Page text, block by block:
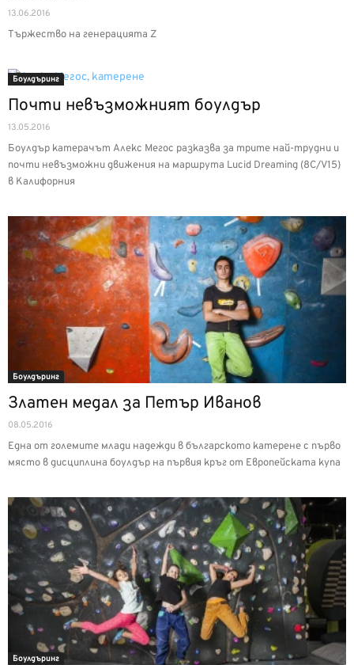
13.06.2016
Тържество на генерацията Z
Боулдъринг
Почти невъзможният боулдър
13.05.2016
Боулдър катерачът Алекс Мегос разказва за трите най-трудни и
почти невъзможни движения на маршрута Lucid Dreaming (8C/V15)
в Калифорния
Боулдъринг
Златен медал за Петър Иванов
08.05.2016
Една от големите млади надежди в българското катерене с първо
място в дисциплина боулдър на първия кръг от Европейската купа
Боулдъринг